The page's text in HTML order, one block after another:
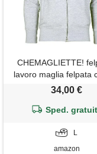
CHEMAGLIETTE!
lavoro maglia felpata
con zip intera
grigio melange,
34,00 €
Sped.
L
amazon